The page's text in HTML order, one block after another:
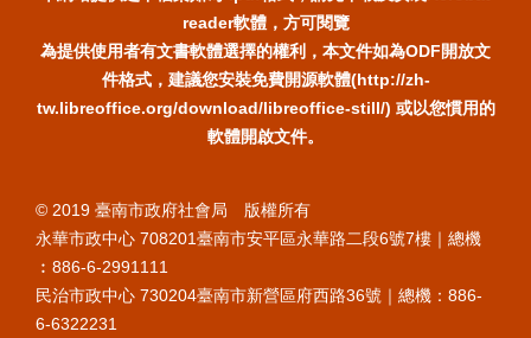
reader軟體，方可閱覽
為提供使用者有文書軟體選擇的權利，本文件如為ODF開放文
件格式，建議您安裝免費開源軟體(http://zh-
tw.libreoffice.org/download/libreoffice-still/) 或以您慣用的
軟體開啟文件。
© 2019 臺南市政府社會局 版權所有
永華市政中心 708201臺南市安平區永華路二段6號7樓｜總機
︰886-6-2991111
民治市政中心 730204臺南市新營區府西路36號｜總機：886-
6-6322231